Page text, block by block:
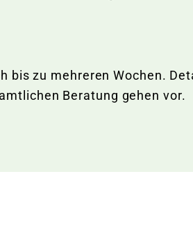
zu mehreren Wochen.
Beratung gehen vor.